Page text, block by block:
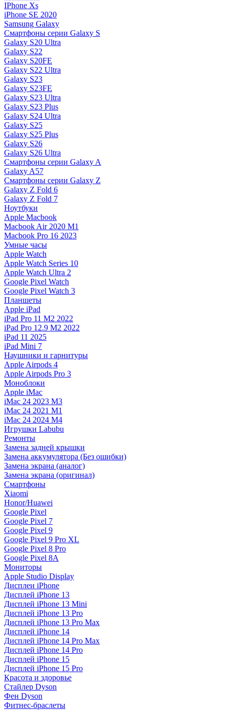
IPhone Xs
iPhone SE 2020
Samsung Galaxy
Смартфоны серии Galaxy S
Galaxy S20 Ultra
Galaxy S22
Galaxy S20FE
Galaxy S22 Ultra
Galaxy S23
Galaxy S23FE
Galaxy S23 Ultra
Galaxy S23 Plus
Galaxy S24 Ultra
Galaxy S25
Galaxy S25 Plus
Galaxy S26
Galaxy S26 Ultra
Смартфоны серии Galaxy A
Galaxy A57
Смартфоны серии Galaxy Z
Galaxy Z Fold 6
Galaxy Z Fold 7
Ноутбуки
Apple Macbook
Macbook Air 2020 M1
Macbook Pro 16 2023
Умные часы
Apple Watch
Apple Watch Series 10
Apple Watch Ultra 2
Google Pixel Watch
Google Pixel Watch 3
Планшеты
Apple iPad
iPad Pro 11 M2 2022
iPad Pro 12.9 M2 2022
iPad 11 2025
iPad Mini 7
Наушники и гарнитуры
Apple Airpods 4
Apple Airpods Pro 3
Моноблоки
Apple iMac
iMac 24 2023 M3
iMac 24 2021 M1
iMac 24 2024 M4
Игрушки Labubu
Ремонты
Замена задней крышки
Замена аккумулятора (Без ошибки)
Замена экрана (аналог)
Замена экрана (оригинал)
Смартфоны
Xiaomi
Honor/Huawei
Google Pixel
Google Pixel 7
Google Pixel 9
Google Pixel 9 Pro XL
Google Pixel 8 Pro
Google Pixel 8A
Мониторы
Apple Studio Display
Дисплеи iPhone
Дисплей iPhone 13
Дисплей iPhone 13 Mini
Дисплей iPhone 13 Pro
Дисплей iPhone 13 Pro Max
Дисплей iPhone 14
Дисплей iPhone 14 Pro Max
Дисплей iPhone 14 Pro
Дисплей iPhone 15
Дисплей iPhone 15 Pro
Красота и здоровье
Стайлер Dyson
Фен Dyson
Фитнес-браслеты